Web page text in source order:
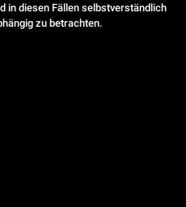
in diesen Fällen selbstverständlich
zu betrachten.